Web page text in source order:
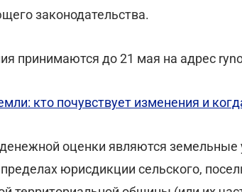
законодательства.
принимаются до 21 мая на адрес
кто почувствует изменения и
оценки являются земельные
юрисдикции сельского,